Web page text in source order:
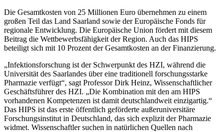
Die Gesamtkosten von 25 Millionen Euro übernehmen zu einem
großen Teil das Land Saarland sowie der Europäische Fonds für
regionale Entwicklung. Die Europäische Union fördert mit diesem
Beitrag die Wettbewerbsfähigkeit der Region. Auch das HIPS
beteiligt sich mit 10 Prozent der Gesamtkosten an der Finanzierung.
„Infektionsforschung ist der Schwerpunkt des HZI, während die
Universität des Saarlandes über eine traditionell forschungsstarke
Pharmazie verfügt“, sagt Professor Dirk Heinz, Wissenschaftlicher
Geschäftsführer des HZI. „Die Kombination mit den am HIPS
vorhandenen Kompetenzen ist damit deutschlandweit einzigartig.“
Das HIPS ist das erste öffentlich geförderte außeruniversitäre
Forschungsinstitut in Deutschland, das sich explizit der Pharmazie
widmet. Wissenschaftler suchen in natürlichen Quellen nach